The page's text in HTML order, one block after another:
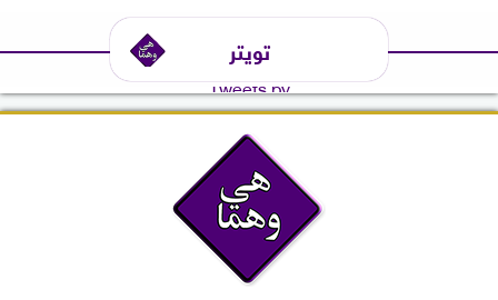
تويتر
Tweets by